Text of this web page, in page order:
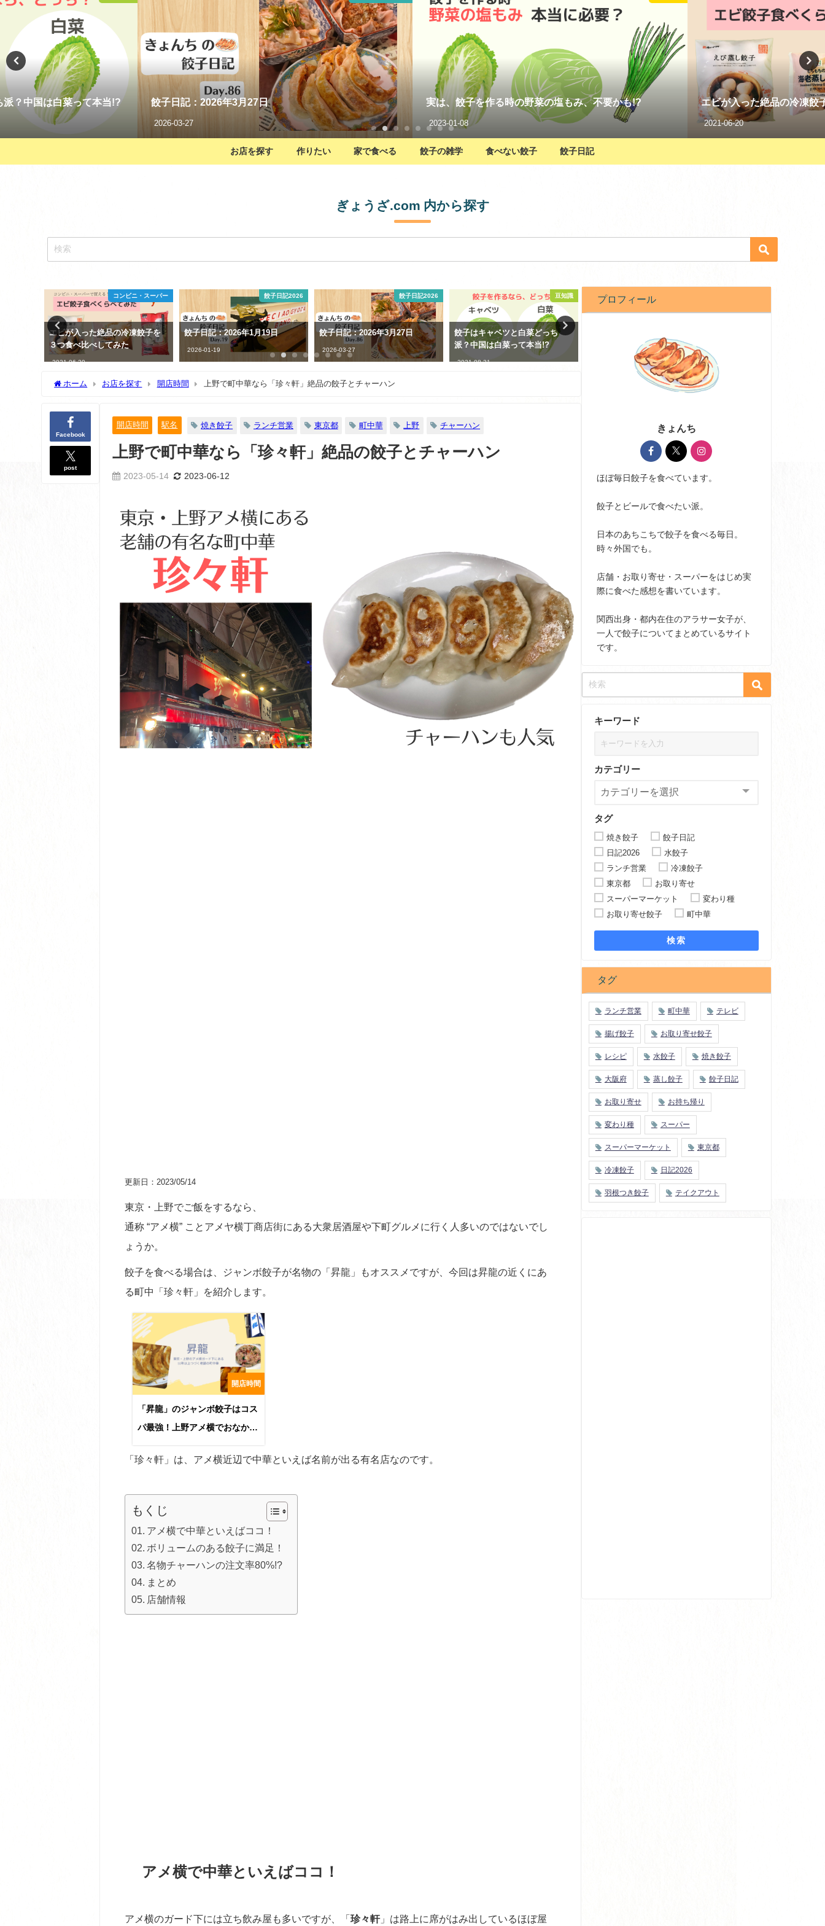
実は、餃子を作る時の野菜の塩もみ、不要かも!?
2023-01-08
エビが入った絶品の冷凍餃子を３つ食べ比べしてみた
2021-06-20
業務スーパーの鶏皮ぎょう
2021-06-17
お店を探す 作りたい 家で食べる 餃子の雑学 食べない餃子 餃子日記
ぎょうざ.com 内から探す
餃子日記2026
餃子日記：2026年1月19日
2026-01-19
餃子日記2026
餃子日記：2026年3月27日
2026-03-27
豆知識
餃子はキャベツと白菜どっち
派？中国は白菜って本当!?
2021-08-31
コンビニ・スーパー
業務スーパーの鶏皮ぎょうざが
最強に絶品すぎる
2021-06-17
においしいって知ってる？
ホーム お店を探す 開店時間 上野で町中華なら「珍々軒」絶品の餃子とチャーハン
Facebook
post
開店時間 駅名 焼き餃子 ランチ営業 東京都 町中華 上野 チャーハン
上野で町中華なら「珍々軒」絶品の餃子とチャーハン
2023-05-14 2023-06-12
更新日：2023/05/14
東京・上野でご飯をするなら、
通称 “アメ横” ことアメヤ横丁商店街にある大衆居酒屋や下町グルメに行く人多いのではないでし
ょうか。
餃子を食べる場合は、ジャンボ餃子が名物の「昇龍」もオススメですが、今回は昇龍の近くにあ
る町中「珍々軒」を紹介します。
開店時間
「昇龍」のジャンボ餃子はコス
パ最強！上野アメ横でおなかい
「珍々軒」は、アメ横近辺で中華といえば名前が出る有名店なのです。
もくじ
アメ横で中華といえばココ！
ボリュームのある餃子に満足！
名物チャーハンの注文率80%!?
まとめ
店舗情報
アメ横で中華といえばココ！
アメ横のガード下には立ち飲み屋も多いですが、「珍々軒」は路上に席がはみ出しているほぼ屋
プロフィール
きょんち
ほぼ毎日餃子を食べています。
餃子とビールで食べたい派。
日本のあちこちで餃子を食べる毎日。
時々外国でも。
店舗・お取り寄せ・スーパーをはじめ実
際に食べた感想を書いています。
関西出身・都内在住のアラサー女子が、
一人で餃子についてまとめているサイト
です。
キーワード
カテゴリー
タグ
焼き餃子
餃子日記
日記2026
水餃子
ランチ営業
冷凍餃子
東京都
お取り寄せ
スーパーマーケット
変わり種
お取り寄せ餃子
町中華
検索
タグ
ランチ営業 町中華 テレビ
揚げ餃子 お取り寄せ餃子
レシピ 水餃子 焼き餃子
大阪府 蒸し餃子 餃子日記
お取り寄せ お持ち帰り
変わり種 スーパー
スーパーマーケット 東京都
冷凍餃子 日記2026
羽根つき餃子 テイクアウト